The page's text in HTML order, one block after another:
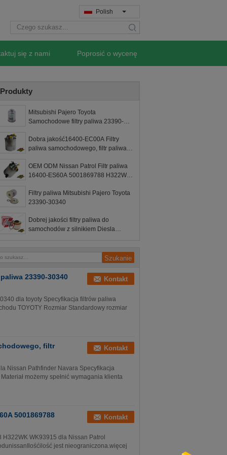
Polish
search
się z nami Poprosić o wycenę
Produkty
Mitsubishi Pajero Toyota
Samochodowe filtry paliwa 23390-
Dobra jakość16400-EC00A Filtry
paliwa samochodowego, filtr paliwa
OEM ODM Nissan Patrol Filtr paliwa
16400-ES60A 5001869788 H322WK
Filtry paliwa Mitsubishi Pajero Toyota
23390-30340
Dobrej jakości filtry paliwa do
samochodów z silnikiem Diesla
23390-30340 Kontakt
dla toyoty Specyfikacja filtrów paliwa
TOYOTY Rozmiar Standardowy rozmiar
filtr Kontakt
Nissan Pathfinder Navara Specyfikacja
możemy spełnić wymagania klienta
5001869788 Kontakt
WK93915 dla Nissan Patrol
jest nieograniczona.więcej